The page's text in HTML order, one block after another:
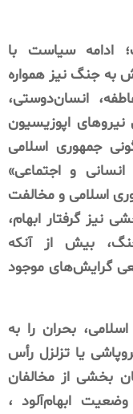
ادامه سیاست با
به جنگ نیز همواره
انسان‌دوستی،
اپوزیسیون
جمهوری اسلامی
و اجتماعی»
اسلامی و مخالفت
نیز گرفتار ابهام،
بیش از آنکه
گرایش‌های موجود
بحران را به
یا تزلزل رأس
بخشی از مخالفان
ابهام‌آلود ،